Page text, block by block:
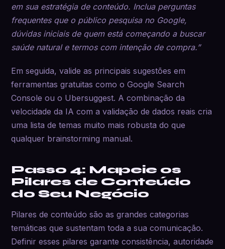
em sua estratégia de conteúdo. Inclua perguntas
frequentes que o público pesquisa no Google,
dúvidas iniciais de quem está começando a buscar
saúde natural e termos com intenção de compra.”
Em seguida, valide as principais sugestões em
ferramentas gratuitas como o Google Search
Console ou o Ubersuggest. A combinação da
velocidade da IA com a validação de dados reais cria
uma lista de temas muito mais robusta do que
qualquer brainstorming manual.
Passo 4: Mapeie os
Pilares de Conteúdo
do Seu Negócio
Pilares de conteúdo são as grandes categorias
temáticas que sustentam toda a sua comunicação.
Definir esses pilares garante consistência, autoridade